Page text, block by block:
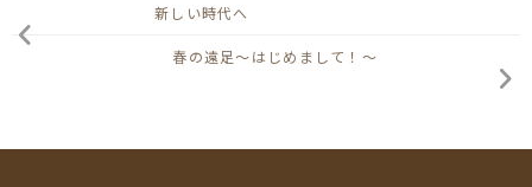
新しい時代へ
春の遠足～はじめまして！～